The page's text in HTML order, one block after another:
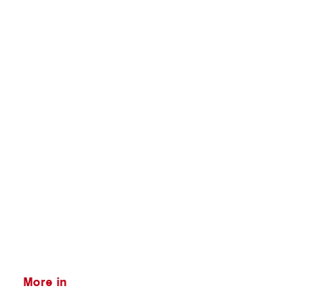
More in